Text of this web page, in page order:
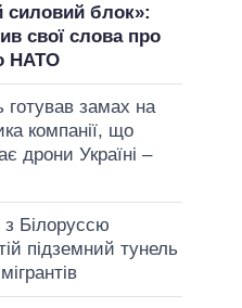
силовий блок»:
свої слова про
НАТО
готував замах на
компанії, що
дрони Україні –
з Білоруссю
підземний тунель